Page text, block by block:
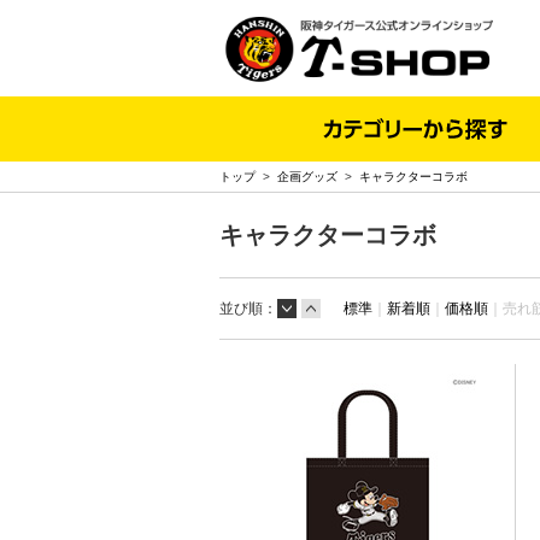
トップ> 企画グッズ > キャラクターコラボ
キャラクターコラボ
並び順： 標準 ｜ 新着順 ｜ 価格順 ｜ 売れ